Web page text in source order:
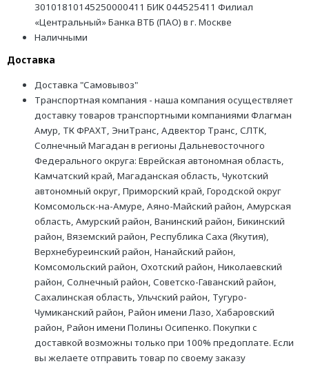
30101810145250000411 БИК 044525411 Филиал
«Центральный» Банка ВТБ (ПАО) в г. Москве
Наличными
Доставка
Доставка "Самовывоз"
Транспортная компания - наша компания осуществляет
доставку товаров транспортными компаниями Флагман
Амур, ТК ФРАХТ, ЭниТранс, Адвектор Транс, СЛТК,
Солнечный Магадан в регионы Дальневосточного
Федерального округа: Еврейская автономная область,
Камчатский край, Магаданская область, Чукотский
автономный округ, Приморский край, Городской округ
Комсомольск-на-Амуре, Аяно-Майский район, Амурская
область, Амурский район, Ванинский район, Бикинский
район, Вяземский район, Республика Саха (Якутия),
Верхнебуреинский район, Нанайский район,
Комсомольский район, Охотский район, Николаевский
район, Солнечный район, Советско-Гаванский район,
Сахалинская область, Ульчский район, Тугуро-
Чумиканский район, Район имени Лазо, Хабаровский
район, Район имени Полины Осипенко. Покупки с
доставкой возможны только при 100% предоплате. Если
вы желаете отправить товар по своему заказу